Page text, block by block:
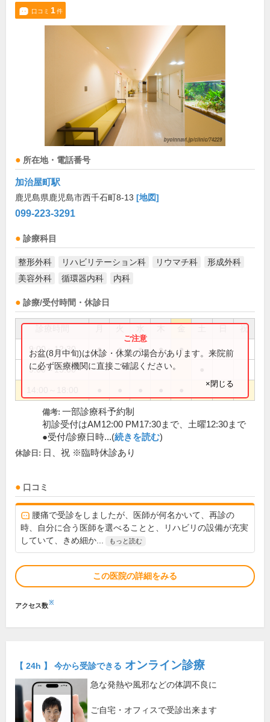
口コミ 1件
所在地・電話番号
加治屋町駅
鹿児島県鹿児島市西千石町8-13 [地図]
099-223-3291
診療科目
整形外科 リハビリテーション科 リウマチ科
形成外科
美容外科
循環器内科 内科
診療/受付時間・休診日
祝
9:00～12:30 ● ● ● ● ●
9:00～13:00
お盆(8月中旬)は休診・休業の場合があります。来院前
に必ず医療機関に直接ご確認ください。
×閉じる
備考: 一部診療科予約制
初診受付はAM12:00 PM17:30まで、土曜12:30まで
●受付/診療日時...(続きを読む)
休診日: 日、祝 ※臨時休診あり
口コミ
腰痛で受診をしましたが、医師が何名かいて、再診の
時、自分に合う医師を選べることと、リハビリの設備が充実
していて、きめ細か...
もっと読む
この医院の詳細をみる
アクセス数※
【 24h 】 今から受診できる オンライン診療
急な発熱や風邪などの体調不良に
ご自宅・オフィスで受診出来ます